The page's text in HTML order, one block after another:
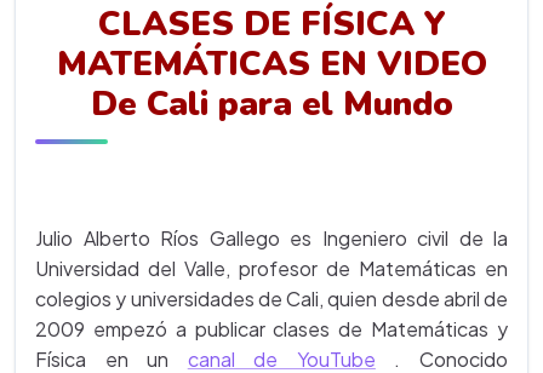
CLASES DE FÍSICA Y
MATEMÁTICAS EN VIDEO
De Cali para el Mundo
Julio Alberto Ríos Gallego es Ingeniero civil de la
Universidad del Valle, profesor de Matemáticas en
colegios y universidades de Cali, quien desde abril de
2009 empezó a publicar clases de Matemáticas y
Física en un canal de YouTube . Conocido